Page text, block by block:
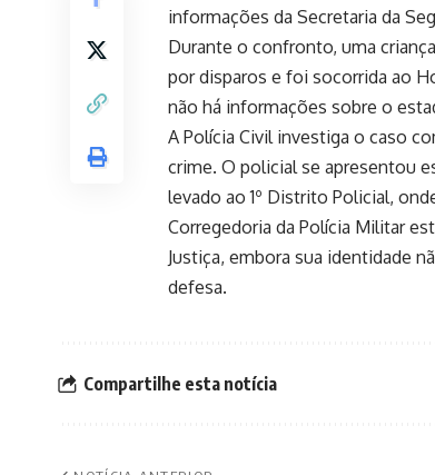
informações da Secretaria da
Durante o confronto, uma
por disparos e foi socorrida ao
não há informações sobre o
A Polícia Civil investiga o caso
crime. O policial se apresentou
levado ao 1º Distrito Policial,
Corregedoria da Polícia Militar
Justiça, embora sua identidade
defesa.
Compartilhe esta notícia